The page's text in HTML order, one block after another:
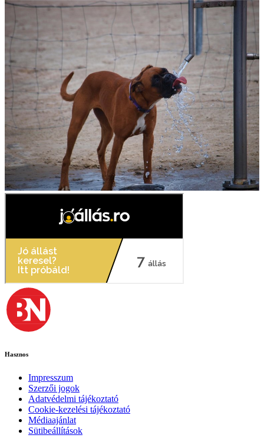
Hasznos
Impresszum
Szerzői jogok
Adatvédelmi tájékoztató
Cookie-kezelési tájékoztató
Médiaajánlat
Sütibeállítások